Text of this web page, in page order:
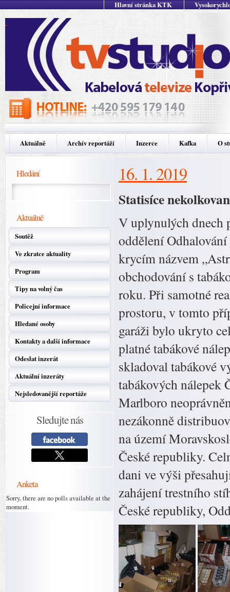
Hlavní stránka KTK
Aktuálně Archív reportáží Inzerce Kafka O
Hledání
Aktuálně
Soutěž
Ve zkratce aktuality
Program
Tipy na volný čas
Policejní informace
Hledané osoby
Kontakty a další informace
Odeslat inzerát
Aktuální inzeráty
Nejsledovanější reportáže
Sledujte nás
Anketa
Sorry, there are no polls available at the
moment.
16. 1. 2019
Statisíce
V uplynulých dnech
oddělení
krycím názvem
obchodování s
roku. Při samotné
prostoru, v tomto
garáži bylo ukryto
platné tabákové
skladoval tabákové
tabákových nálepek
Marlboro
nezákonně
na území
České republiky.
dani ve výši
zahájení trestního
České republiky,